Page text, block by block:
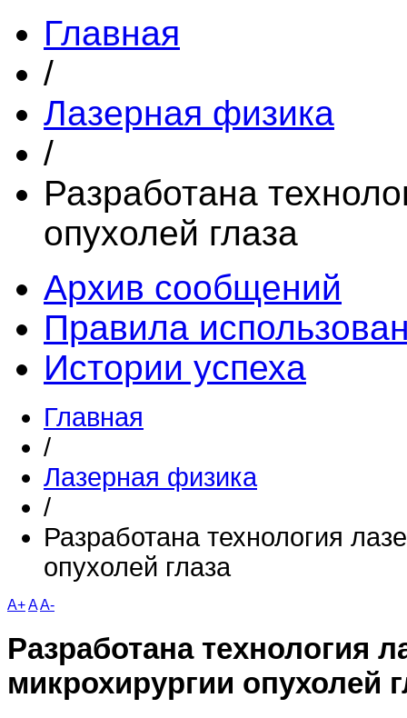
Главная
/
Лазерная физика
/
Разработана
опухолей глаза
Архив сообщений
Правила
Истории успеха
Главная
/
Лазерная физика
/
Разработана технология
опухолей глаза
A+AA-
Разработана технология
микрохирургии опухолей